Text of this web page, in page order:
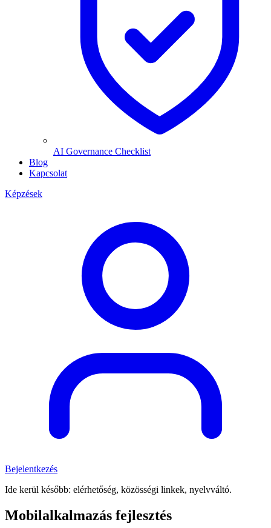
AI Governance Checklist
Blog
Kapcsolat
Képzések
Bejelentkezés
Ide kerül később: elérhetőség, közösségi linkek, nyelvváltó.
Mobilalkalmazás fejlesztés